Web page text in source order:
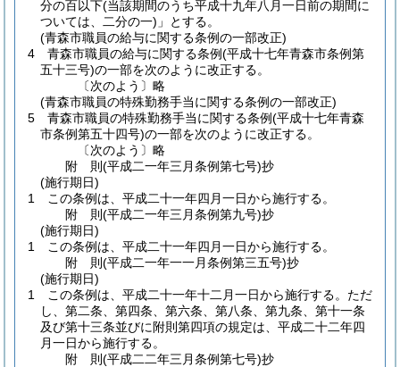
分の百以下(当該期間のうち平成十九年八月一日前の期間に
ついては、二分の一) 」とする。
(青森市職員の給与に関する条例の一部改正)
4
青森市職員の給与に関する条例(平成十七年青森市条例第
五十三号)の一部を次のように改正する。
〔次のよう〕略
(青森市職員の特殊勤務手当に関する条例の一部改正)
5
青森市職員の特殊勤務手当に関する条例(平成十七年青森
市条例第五十四号)の一部を次のように改正する。
〔次のよう〕略
附 則(平成二一年三月条例第七号)抄
(施行期日)
1
この条例は、平成二十一年四月一日から施行する。
附 則(平成二一年三月条例第九号)抄
(施行期日)
1
この条例は、平成二十一年四月一日から施行する。
附 則(平成二一年一一月条例第三五号)抄
(施行期日)
1
この条例は、平成二十一年十二月一日から施行する。 ただ
し、第二条、第四条、第六条、第八条、第九条、第十一条
及び第十三条並びに附則第四項の規定は、平成二十二年四
月一日から施行する。
附 則(平成二二年三月条例第七号)抄